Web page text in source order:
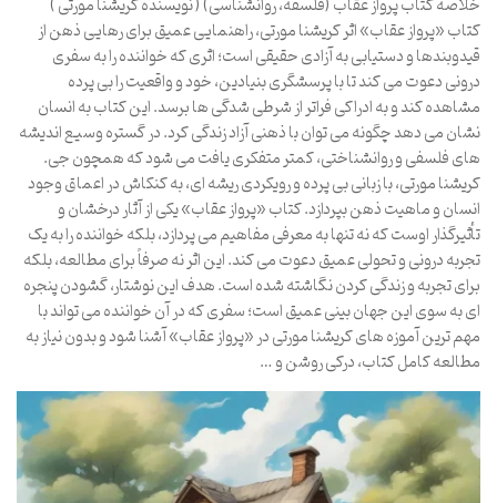
کتاب «پرواز عقاب» اثر کریشنا مورتی، راهنمایی عمیق برای رهایی ذهن از
قیدوبندها و دستیابی به آزادی حقیقی است؛ اثری که خواننده را به سفری
درونی دعوت می کند تا با پرسشگری بنیادین، خود و واقعیت را بی پرده
مشاهده کند و به ادراکی فراتر از شرطی شدگی ها برسد. این کتاب به انسان
نشان می دهد چگونه می توان با ذهنی آزاد زندگی کرد. در گستره وسیع اندیشه
های فلسفی و روانشناختی، کمتر متفکری یافت می شود که همچون جی.
کریشنا مورتی، با زبانی بی پرده و رویکردی ریشه ای، به کنکاش در اعماق وجود
انسان و ماهیت ذهن بپردازد. کتاب «پرواز عقاب» یکی از آثار درخشان و
تأثیرگذار اوست که نه تنها به معرفی مفاهیم می پردازد، بلکه خواننده را به یک
تجربه درونی و تحولی عمیق دعوت می کند. این اثر نه صرفاً برای مطالعه، بلکه
برای تجربه و زندگی کردن نگاشته شده است. هدف این نوشتار، گشودن پنجره
ای به سوی این جهان بینی عمیق است؛ سفری که در آن خواننده می تواند با
مهم ترین آموزه های کریشنا مورتی در «پرواز عقاب» آشنا شود و بدون نیاز به
مطالعه کامل کتاب، درکی روشن و …